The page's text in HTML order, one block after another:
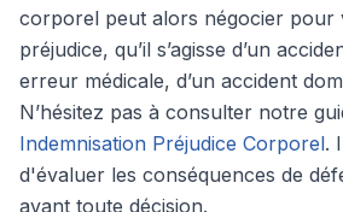
corporel peut alors négocier pour
préjudice, qu’il s’agisse d’un
erreur médicale, d’un accident
N’hésitez pas à consulter notre
Indemnisation Préjudice Corporel.
d'évaluer les conséquences de
avant toute décision.